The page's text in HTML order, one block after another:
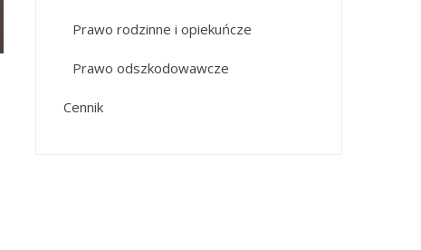
Prawo rodzinne i opiekuńcze
Prawo odszkodowawcze
Cennik